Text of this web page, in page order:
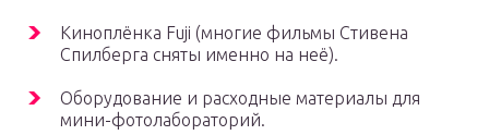
Киноплёнка Fuji (многие фильмы Стивена
Спилберга сняты именно на неё).
Оборудование и расходные материалы для
мини-фотолабораторий.